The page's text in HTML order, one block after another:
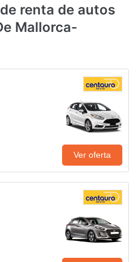
renta de autos
Mallorca-
Ver oferta